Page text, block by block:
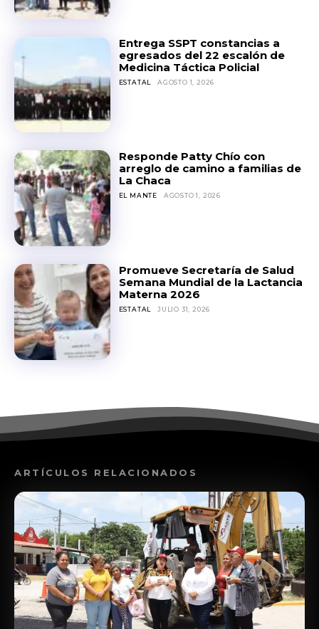
Entrega SSPT constancias a
egresados del 22 escalón de
Medicina Táctica Policial
ESTATAL AGOSTO 1, 2026
Responde Patty Chío con
arreglo de camino a familias de
La Chaca
EL MANTE AGOSTO 1, 2026
Promueve Secretaría de Salud
Semana Mundial de la Lactancia
Materna 2026
ESTATAL JULIO 31, 2026
ARTÍCULOS RELACIONADOS